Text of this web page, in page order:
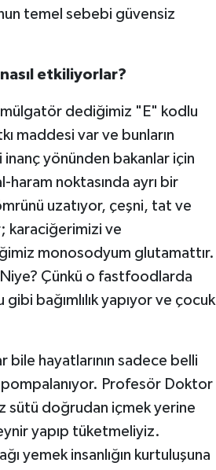
temel sebebi güvensiz
etkiliyorlar?
dediğimiz "E" kodlu
maddesi var ve bunların
inanç yönünden bakanlar için
haram noktasında ayrı bir
uzatıyor, çeşni, tat ve
karaciğerimizi ve
monosodyum glutamattır.
Çünkü o fastfoodlarda
bağımlılık yapıyor ve çocuk
hayatlarının sadece belli
Profesör Doktor
sütü doğrudan içmek yerine
yapıp tüketmeliyiz.
yemek insanlığın kurtuluşuna